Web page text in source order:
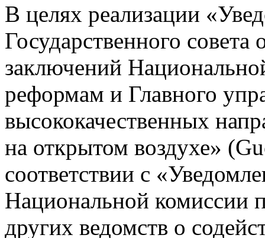
В целях реализации
Государственного
заключений
реформам и Главного
высококачественных
на открытом воздухе»
соответствии с
Национальной комиссии
других ведомств о